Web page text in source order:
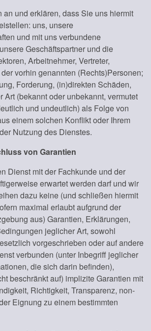
an und erklären, dass Sie uns hiermit
uns, unsere
und mit uns verbundene
Geschäftspartner und die
Arbeitnehmer, Vertreter,
vorhin genannten (Rechts)Personen;
Forderung, (in)direkten Schäden,
Art (bekannt oder unbekannt, vermutet
und undeutlich) als Folge von
einem solchen Konflikt oder Ihrem
Nutzung des Dienstes.
von Garantien
Dienst mit der Fachkunde und der
erwartet werden darf und wir
dazu keine (und schließen hiermit
maximal erlaubt aufgrund der
aus) Garantien, Erklärungen,
jeglicher Art, sowohl
vorgeschrieben oder auf andere
verbunden (unter Inbegriff jeglicher
die sich darin befinden),
beschränkt auf) implizite Garantien mit
Richtigkeit, Transparenz, non-
Eignung zu einem bestimmten